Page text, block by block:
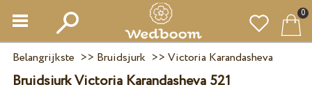
0
Belangrijkste >> Bruidsjurk >> Victoria Karandasheva